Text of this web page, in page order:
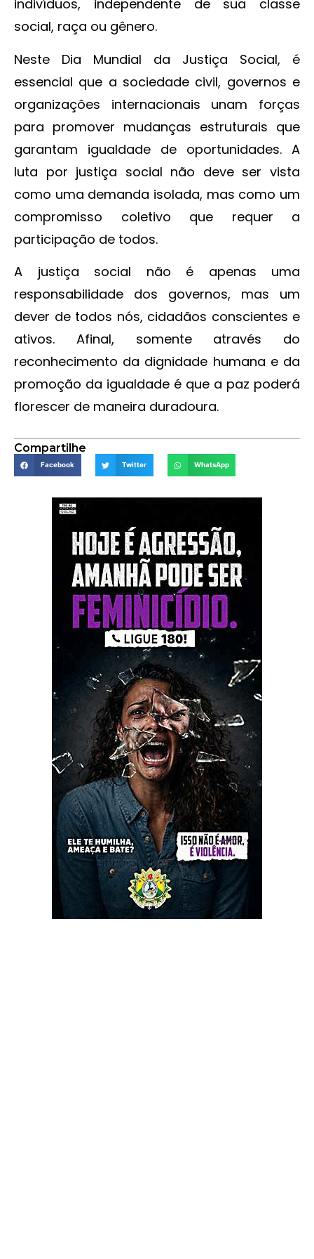
indivíduos, independente de sua classe
social, raça ou gênero.
Neste Dia Mundial da Justiça Social, é
essencial que a sociedade civil, governos e
organizações internacionais unam forças
para promover mudanças estruturais que
garantam igualdade de oportunidades. A
luta por justiça social não deve ser vista
como uma demanda isolada, mas como um
compromisso coletivo que requer a
participação de todos.
A justiça social não é apenas uma
responsabilidade dos governos, mas um
dever de todos nós, cidadãos conscientes e
ativos. Afinal, somente através do
reconhecimento da dignidade humana e da
promoção da igualdade é que a paz poderá
florescer de maneira duradoura.
Compartilhe
Facebook Twitter WhatsApp